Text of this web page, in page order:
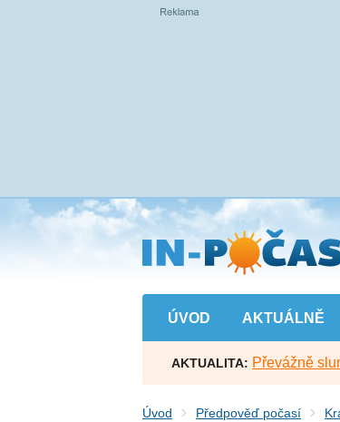
Přejít
na
hlavní
obsah
ÚVOD AKTUÁLNĚ
AKTUALITA: Převážně
Úvod Předpověď počasí